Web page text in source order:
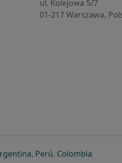
ul. Kolejowa 5/7
01-217 Warszawa,
záložce
nové záložce
v nové záložce
se otevře v nové záložce
, Perúse otevře v nové
, Colombiase